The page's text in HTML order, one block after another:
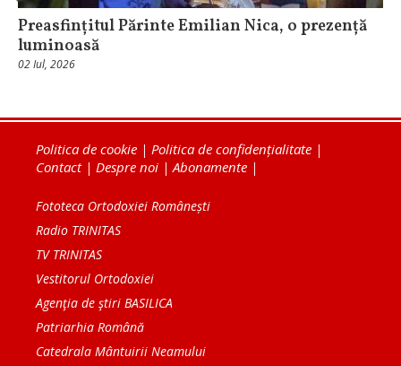
Preasfințitul Părinte Emilian Nica, o prezență
luminoasă
02 Iul, 2026
Politica de cookie | Politica de confidențialitate |
Contact| Despre noi |Abonamente |
Fototeca Ortodoxiei Românești
Radio TRINITAS
TV TRINITAS
Vestitorul Ortodoxiei
Agenţia de ştiri BASILICA
Patriarhia Română
Catedrala Mântuirii Neamului